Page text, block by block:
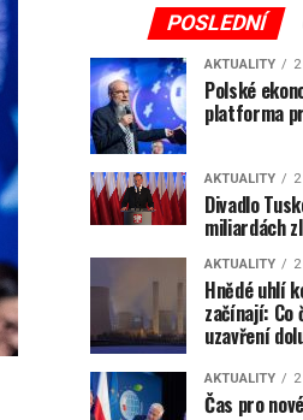
POSLEDNÍ
AKTUALITY
Polské
platforma
AKTUALITY
Divadlo
miliardách
AKTUALITY
Hnědé uhlí
začínají: Co
uzavření
AKTUALITY
Čas pro